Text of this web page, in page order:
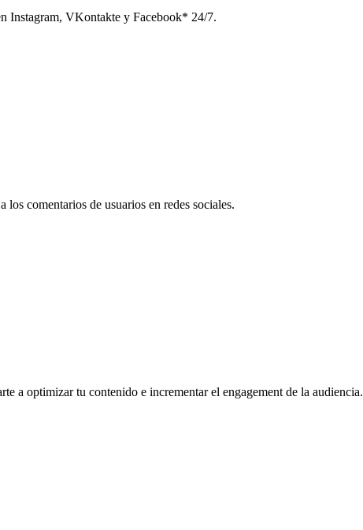
Instagram, VKontakte y Facebook* 24/7.
los comentarios de usuarios en redes sociales.
a optimizar tu contenido e incrementar el engagement de la audiencia.